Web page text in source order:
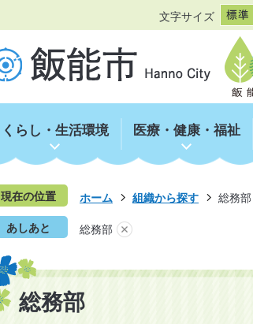
文字サイズ
くらし・生活環境 医療・健康・福祉
現在の位置 ホーム 組織から探す 総務部
あしあと 総務部
総務部